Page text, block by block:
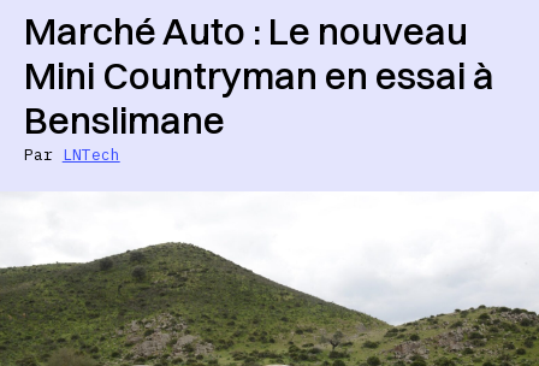
Marché Auto : Le nouveau
Mini Countryman en essai à
Benslimane
Par LNTech